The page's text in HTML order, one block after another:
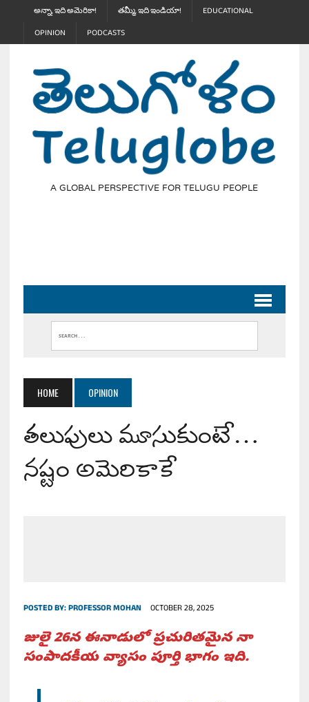
అన్నా, ఇది అమెరికా! తమ్మీ, ఇది ఇండియా!
EDUCATIONAL
OPINION
PODCASTS
A GLOBAL PERSPECTIVE FOR TELUGU PEOPLE
HOME OPINION
తలుపులు మూసుకుంటే…
నష్టం అమెరికాకే
POSTED BY:PROFESSOR MOHAN OCTOBER 28, 2025
జులై 26నఈనాడులో ప్రచురితమైన నా
సంపాదకీయ వ్యాసం పూర్తి భాగం ఇది.